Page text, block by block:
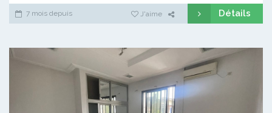
7 mois depuis J'aime Détails